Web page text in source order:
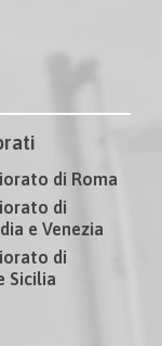
di Roma
di
e Venezia
di
Sicilia